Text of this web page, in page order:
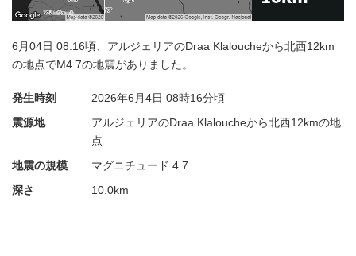
6月04日 08:16頃、アルジェリアのDraa Klaloucheから北西12km
の地点でM4.7の地震がありました。
発生時刻 2026年6月4日 08時16分頃
震源地
アルジェリアのDraa Klaloucheから北西12kmの地
点
地震の規模
マグニチュード 4.7
深さ
10.0km